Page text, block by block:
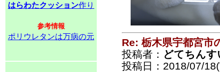
はらわたクッション作り
参考情報
ポリウレタンは万病の元
Re: 栃木県宇都宮市
投稿者： どてちん
投稿日：2018/07/